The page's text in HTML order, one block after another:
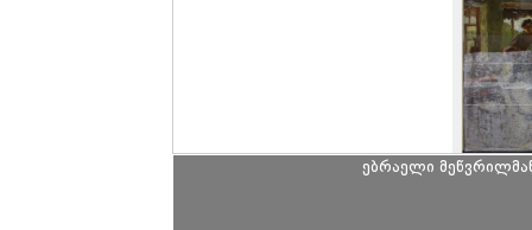
ებრაელი